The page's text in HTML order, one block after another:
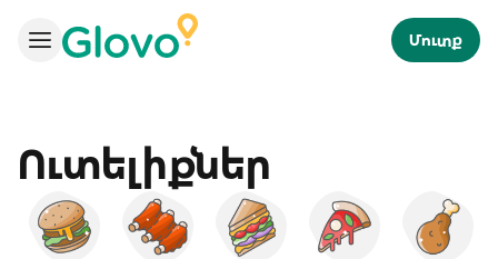
Մուտք
Ուտելիքներ